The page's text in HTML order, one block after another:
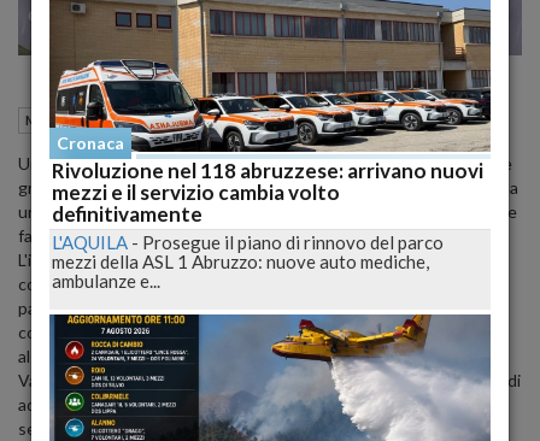
MILANO 23 25
Meteo Roma (RM) 05 Luglio 2019 11:58
Un campo di alta pressione abbraccerà le latitudini mediterranee e
gran parte d'Italia fino alla fine della settimana e sarà coadiuvato da
una risalita di correnti calde nordafricane che punteranno lo Stivale
favorendo un vistoso aumento delle temperature.
L'innalzamento del promontorio nordafricano avverrà come
conseguenza dell'azione di un'area depressionaria che segna il
passo sulla Penisola Iberica, dal cui bordo destro si innescano le
correnti meridionali che pescano masse di aria rovente dal Sahara
algerino pompandole verso l'Italia nel corso del weekend.
Va segnalato però che l'onda calda verrà disturbata dal passaggio di
addensamenti e locali rovesci di pioggia verso le regioni
settentrionali, che potranno localmente inibire il rialzo termico.
Cronaca
Rivoluzione nel 118 abruzzese: arrivano nuovi
mezzi e il servizio cambia volto
definitivamente
L'AQUILA - Prosegue il piano di rinnovo del parco
mezzi della ASL 1 Abruzzo: nuove auto mediche,
ambulanze e...